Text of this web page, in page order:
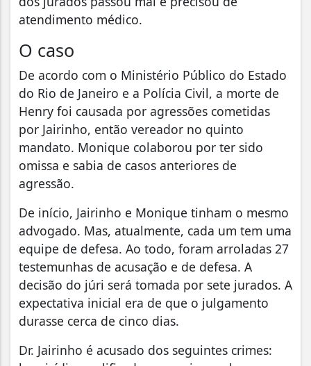
atendimento médico.
O caso
De acordo com o Ministério Público do Estado
do Rio de Janeiro e a Polícia Civil, a morte de
Henry foi causada por agressões cometidas
por Jairinho, então vereador no quinto
mandato. Monique colaborou por ter sido
omissa e sabia de casos anteriores de
agressão.
De início, Jairinho e Monique tinham o mesmo
advogado. Mas, atualmente, cada um tem uma
equipe de defesa. Ao todo, foram arroladas 27
testemunhas de acusação e de defesa. A
decisão do júri será tomada por sete jurados. A
expectativa inicial era de que o julgamento
durasse cerca de cinco dias.
Dr. Jairinho é acusado dos seguintes crimes: